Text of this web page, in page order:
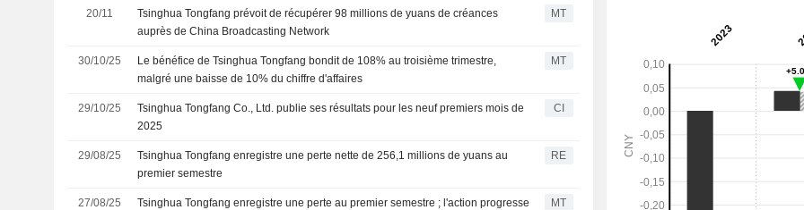
20/11
Tsinghua Tongfang prévoit de récupérer 98 millions de yuans de créances
auprès de China Broadcasting Network
MT
30/10/25
Le bénéfice de Tsinghua Tongfang bondit de 108% au troisième trimestre,
malgré une baisse de 10% du chiffre d'affaires
MT
29/10/25
Tsinghua Tongfang Co., Ltd. publie ses résultats pour les neuf premiers mois de
2025
CI
29/08/25
Tsinghua Tongfang enregistre une perte nette de 256,1 millions de yuans au
premier semestre
RE
27/08/25
Tsinghua Tongfang enregistre une perte au premier semestre ; l'action progresse
MT